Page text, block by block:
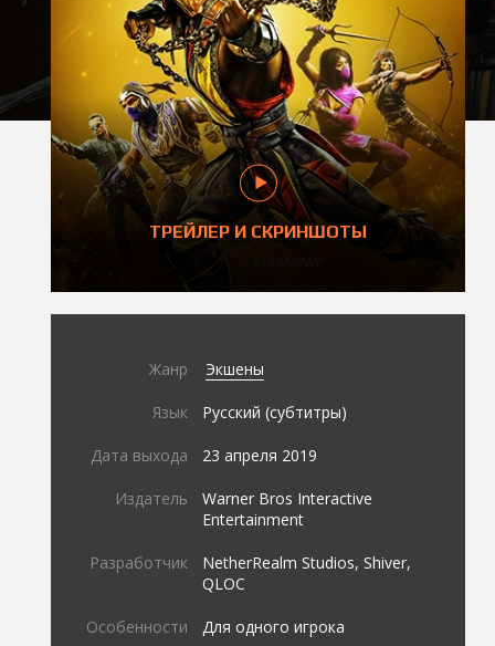
ТРЕЙЛЕР И СКРИНШОТЫ
Жанр Экшены
Язык Русский (субтитры)
Дата выхода 23 апреля 2019
Издатель
Warner Bros Interactive
Entertainment
Разработчик
NetherRealm Studios, Shiver,
QLOC
Особенности
Для одного игрока